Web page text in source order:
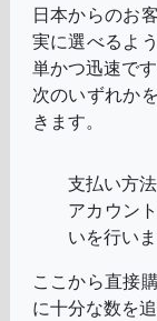
日本からのお
実に選べるよ
単かつ迅速です
次のいずれか
きます。
支払い方
アカウン
いを行い
ここから直接
に十分な数を